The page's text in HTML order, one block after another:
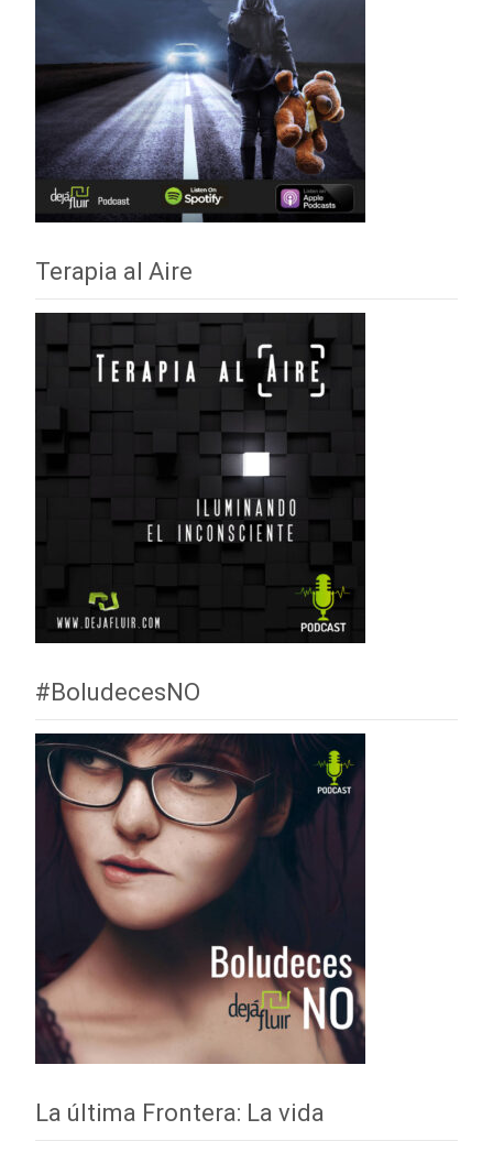
Terapia al Aire
#BoludecesNO
La última Frontera: La vida